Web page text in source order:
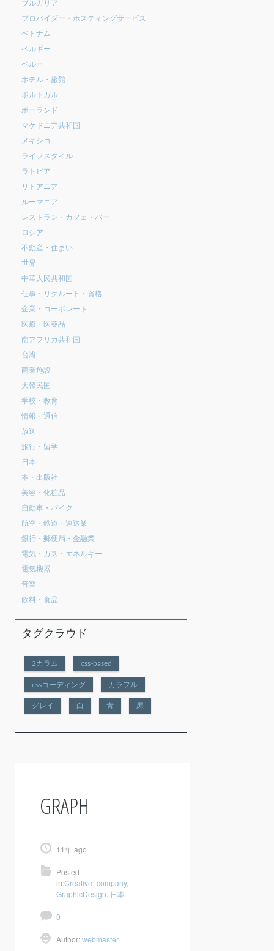
ブルガリア
プロバイダー・ホスティングサービス
ベトナム
ベルギー
ペルー
ホテル・旅館
ポルトガル
ポーランド
マケドニア共和国
メキシコ
ライフスタイル
ラトビア
リトアニア
ルーマニア
レストラン・カフェ・バー
ロシア
不動産・住まい
世界
中華人民共和国
仕事・リクルート・資格
企業・コーポレート
医療・医薬品
南アフリカ共和国
台湾
商業施設
大韓民国
学校・教育
情報・通信
放送
旅行・留学
日本
本・出版社
美容・化粧品
自動車・バイク
航空・鉄道・運送業
銀行・郵便局・金融業
電気・ガス・エネルギー
電気機器
音楽
飲料・食品
タグクラウド
2カラム css-based
cssコーディング カラフル
グレイ 白 青 黒
GRAPH
11年 ago
Posted
in:Creative_company,
GraphicDesign 日本
0
Author:webmaster